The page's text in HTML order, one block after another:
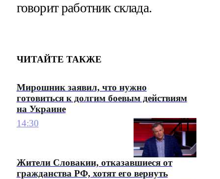
говорит работник склада.
ЧИТАЙТЕ ТАКЖЕ
Мирошник заявил, что нужно
готовиться к долгим боевым действиям
на Украине
14:30
Жители Словакии, отказавшиеся от
гражданства РФ, хотят его вернуть